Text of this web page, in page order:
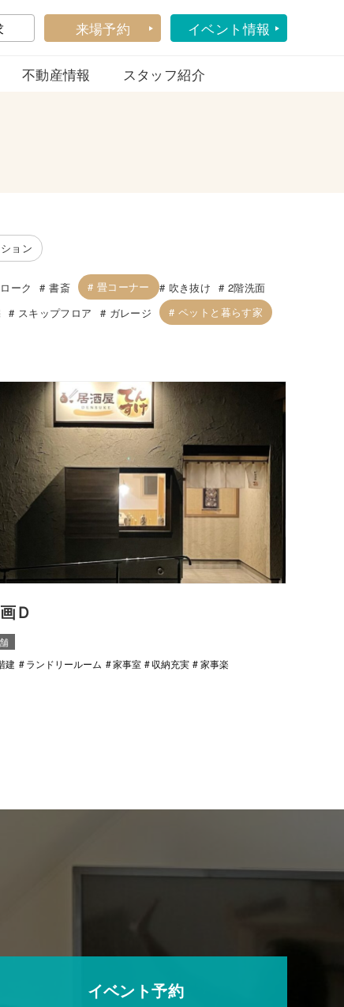
来場予約 イベント情報
不動産情報 スタッフ紹介
ョン
ーク 書斎 畳コーナー 吹き抜け
2階洗面
スキップフロア ガレージ
ペットと暮らす家
Ｄ
建
ランドリールーム 家事室 収納充実 家事楽
イベント予約